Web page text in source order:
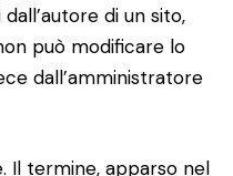
di un sito,
può modificare lo
dall’amministratore
Il termine, apparso nel